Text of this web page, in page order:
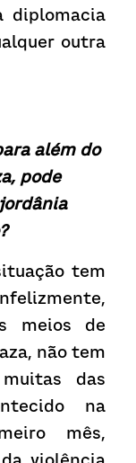
diplomacia
outra
além do
pode
tem
meios de
não tem
das
na
mês,